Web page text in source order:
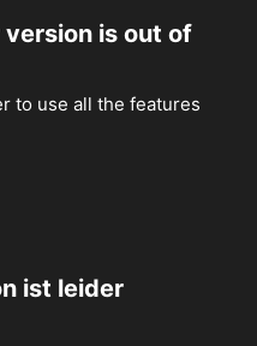
is out of
to use all the features
ist leider